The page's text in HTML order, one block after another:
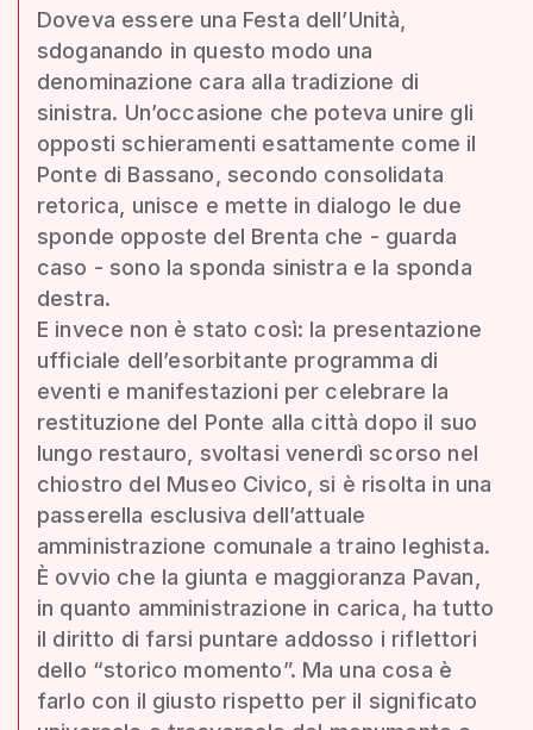
Doveva essere una Festa dell’Unità,
sdoganando in questo modo una
denominazione cara alla tradizione di
sinistra. Un’occasione che poteva unire gli
opposti schieramenti esattamente come il
Ponte di Bassano, secondo consolidata
retorica, unisce e mette in dialogo le due
sponde opposte del Brenta che - guarda
caso - sono la sponda sinistra e la sponda
destra.
E invece non è stato così: la presentazione
ufficiale dell’esorbitante programma di
eventi e manifestazioni per celebrare la
restituzione del Ponte alla città dopo il suo
lungo restauro, svoltasi venerdì scorso nel
chiostro del Museo Civico, si è risolta in una
passerella esclusiva dell’attuale
amministrazione comunale a traino leghista.
È ovvio che la giunta e maggioranza Pavan,
in quanto amministrazione in carica, ha tutto
il diritto di farsi puntare addosso i riflettori
dello “storico momento”. Ma una cosa è
farlo con il giusto rispetto per il significato